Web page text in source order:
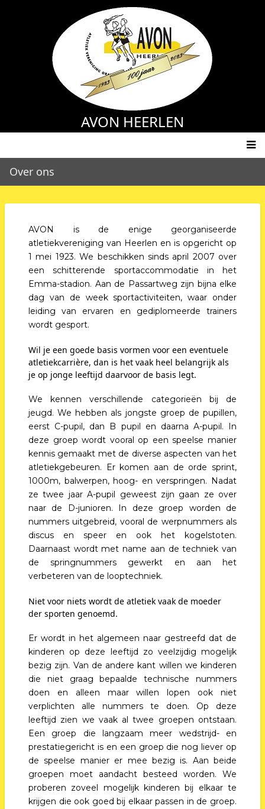
AVON HEERLEN
Main
navigation
Over ons
AVON is de enige georganiseerde
atletiekvereniging van Heerlen en is opgericht op
1 mei 1923. We beschikken sinds april 2007 over
een schitterende sportaccommodatie in het
Emma-stadion. Aan de Passartweg zijn bijna elke
dag van de week sportactiviteiten, waar onder
leiding van ervaren en gediplomeerde trainers
wordt gesport.
Wil je een goede basis vormen voor een eventuele
atletiekcarrière, dan is het vaak heel belangrijk als
je op jonge leeftijd daarvoor de basis legt.
We kennen verschillende categorieën bij de
jeugd. We hebben als jongste groep de pupillen,
eerst C-pupil, dan B pupil en daarna A-pupil. In
deze groep wordt vooral op een speelse manier
kennis gemaakt met de diverse aspecten van het
atletiekgebeuren. Er komen aan de orde sprint,
1000m, balwerpen, hoog- en verspringen. Nadat
ze twee jaar A-pupil geweest zijn gaan ze over
naar de D-junioren. In deze groep worden de
nummers uitgebreid, vooral de werpnummers als
discus en speer en ook het kogelstoten.
Daarnaast wordt met name aan de techniek van
de springnummers gewerkt en aan het
verbeteren van de looptechniek.
Niet voor niets wordt de atletiek vaak de moeder
der sporten genoemd.
Er wordt in het algemeen naar gestreefd dat de
kinderen op deze leeftijd zo veelzijdig mogelijk
bezig zijn. Van de andere kant willen we kinderen
die niet graag bepaalde technische nummers
doen en alleen maar willen lopen ook niet
verplichten alle nummers te doen. Op deze
leeftijd zien we vaak al twee groepen ontstaan.
Een groep die langzaam meer wedstrijd- en
prestatiegericht is en een groep die nog liever op
de speelse manier er mee bezig is. Aan beide
groepen moet aandacht besteed worden. We
proberen zoveel mogelijk kinderen bij elkaar te
krijgen die ook goed bij elkaar passen in de groep.